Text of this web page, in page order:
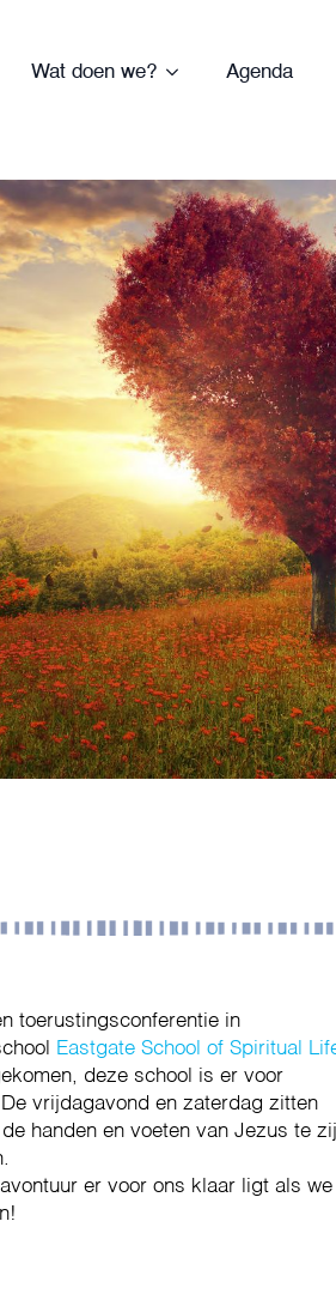
Wat doen we? Agenda
toerustingsconferentie in
Eastgate School of Spiritual
deze school is er voor
vrijdagavond en zaterdag zitten
handen en voeten van Jezus te
er voor ons klaar ligt als we